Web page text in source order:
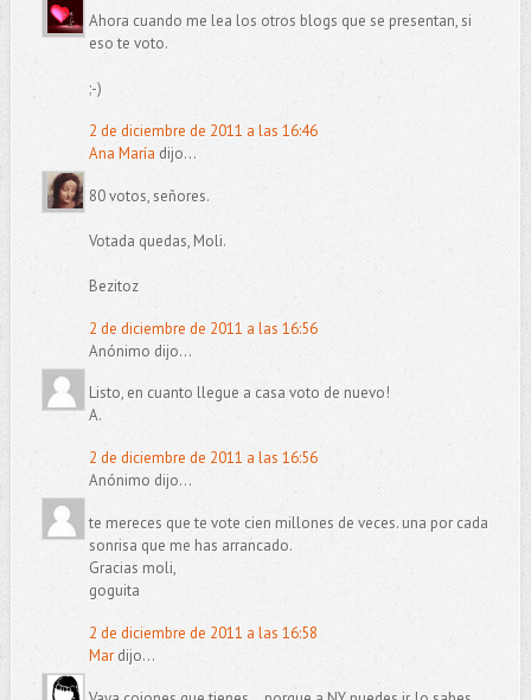
Ahora cuando me lea los otros blogs que se presentan, si
eso te voto.
;-)
2 de diciembre de 2011 a las 16:46
Ana María dijo...
80 votos, señores.
Votada quedas, Moli.
Bezitoz
2 de diciembre de 2011 a las 16:56
Anónimo dijo...
Listo, en cuanto llegue a casa voto de nuevo!
A.
2 de diciembre de 2011 a las 16:56
Anónimo dijo...
te mereces que te vote cien millones de veces. una por cada
sonrisa que me has arrancado.
Gracias moli,
goguita
2 de diciembre de 2011 a las 16:58
Mardijo...